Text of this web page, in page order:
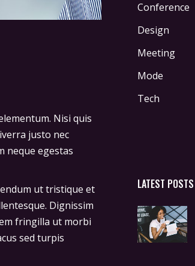
Nisi quis
justo nec
neque egestas
ut tristique et
Dignissim
fringilla ut morbi
sed turpis
Conference
Design
Meeting
Mode
Tech
LATEST POSTS